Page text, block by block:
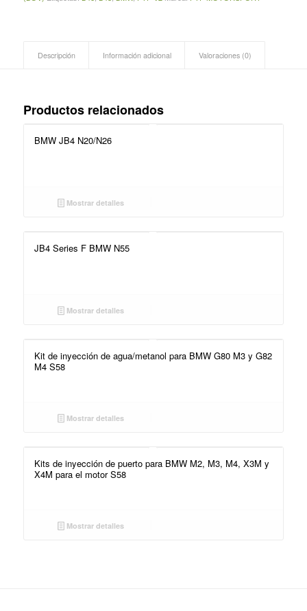
Descripción Información adicional Valoraciones (0)
Productos relacionados
BMW JB4 N20/N26
Mostrar detalles
JB4 Series F BMW N55
Mostrar detalles
Kit de inyección de agua/metanol para BMW G80 M3 y G82
M4 S58
Mostrar detalles
Kits de inyección de puerto para BMW M2, M3, M4, X3M y
X4M para el motor S58
Mostrar detalles